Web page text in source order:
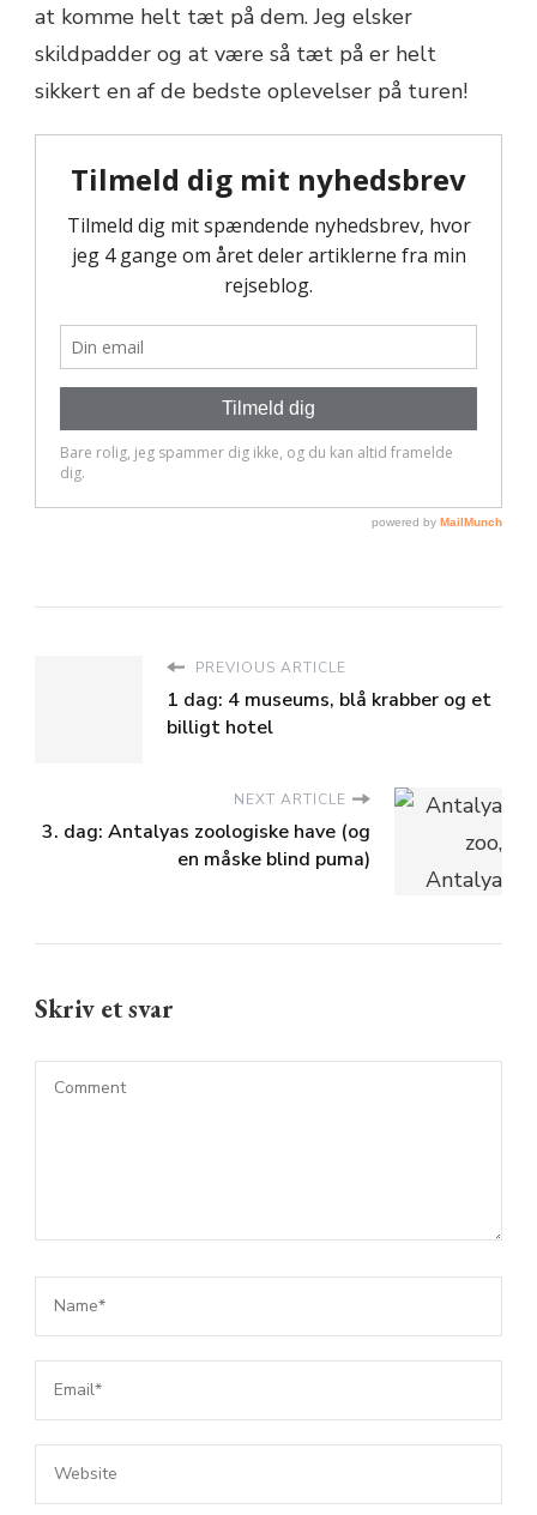
at komme helt tæt på dem. Jeg elsker
skildpadder og at være så tæt på er helt
sikkert en af de bedste oplevelser på turen!
PREVIOUS ARTICLE
1 dag: 4 museums, blå krabber og et
billigt hotel
NEXT ARTICLE
3. dag: Antalyas zoologiske have (og
en måske blind puma)
Skriv et svar